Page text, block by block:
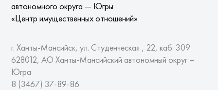
автономного округа — Югры
«Центр имущественных отношений»
г. Ханты-Мансийск, ул. Студенческая , 22, каб. 309
628012, АО Ханты-Мансийский автономный округ –
Югра
8 (3467) 37-89-86